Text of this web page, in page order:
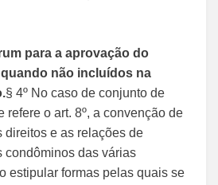
para a aprovação do
não incluídos na
§ 4º No caso de conjunto de
refere o art. 8º, a convenção de
direitos e as relações de
condôminos das várias
estipular formas pelas quais se